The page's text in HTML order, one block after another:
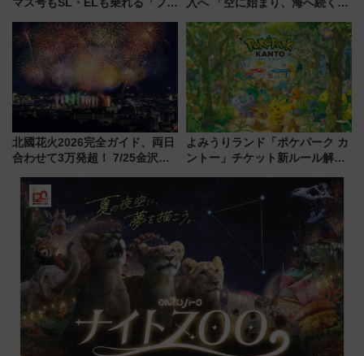
受注販売
神秘的なデザイン
北國花火2026完全ガイド、両日
合わせて3万発超！ 7/25金沢大
会の日程・アクセス・観覧席ま
とめ（石川県）
よみうりランド「ポケパーク カ
ントー」チケット新ルール解
本人確認が11月スタート